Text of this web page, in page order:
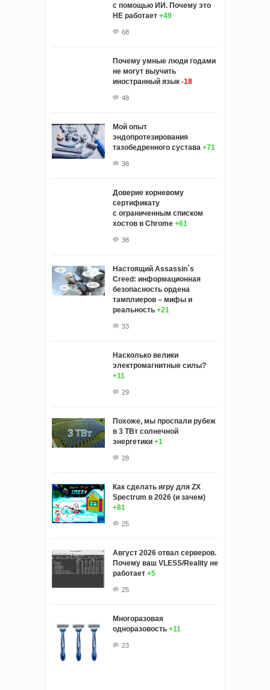
с помощью ИИ. Почему это
НЕ работает +49
68
Почему умные люди годами
не могут выучить
иностранный язык -18
48
Мой опыт
эндопротезирования
тазобедренного сустава +71
38
Доверие корневому
сертификату
с ограниченным списком
хостов в Chrome +61
38
Настоящий Assassin`s
Creed: информационная
безопасность ордена
тамплиеров – мифы и
реальность +21
33
Насколько велики
электромагнитные силы?
+11
29
Похоже, мы проспали рубеж
в 3 ТВт солнечной
энергетики +1
28
Как сделать игру для ZX
Spectrum в 2026 (и зачем)
+81
25
Август 2026 отвал серверов.
Почему ваш VLESS/Reality не
работает +5
25
Многоразовая
одноразовость +11
23